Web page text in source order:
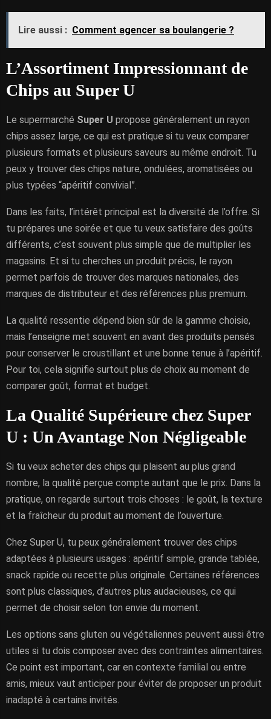
Lire aussi : Comment agencer sa boulangerie ?
L’Assortiment Impressionnant de
Chips au Super U
Le supermarché Super U propose généralement un rayon
chips assez large, ce qui est pratique si tu veux comparer
plusieurs formats et plusieurs saveurs au même endroit. Tu
peux y trouver des chips nature, ondulées, aromatisées ou
plus typées “apéritif convivial”.
Dans les faits, l’intérêt principal est la diversité de l’offre. Si
tu prépares une soirée et que tu veux satisfaire des goûts
différents, c’est souvent plus simple que de multiplier les
magasins. Et si tu cherches un produit précis, le rayon
permet parfois de trouver des marques nationales, des
marques de distributeur et des références plus premium.
La qualité ressentie dépend bien sûr de la gamme choisie,
mais l’enseigne met souvent en avant des produits pensés
pour conserver le croustillant et une bonne tenue à l’apéritif.
Pour toi, cela signifie surtout plus de choix au moment de
comparer goût, format et budget.
La Qualité Supérieure chez Super
U : Un Avantage Non Négligeable
Si tu veux acheter des chips qui plaisent au plus grand
nombre, la qualité perçue compte autant que le prix. Dans la
pratique, on regarde surtout trois choses : le goût, la texture
et la fraîcheur du produit au moment de l’ouverture.
Chez Super U, tu peux généralement trouver des chips
adaptées à plusieurs usages : apéritif simple, grande tablée,
snack rapide ou recette plus originale. Certaines références
sont plus classiques, d’autres plus audacieuses, ce qui
permet de choisir selon ton envie du moment.
Les options sans gluten ou végétaliennes peuvent aussi être
utiles si tu dois composer avec des contraintes alimentaires.
Ce point est important, car en contexte familial ou entre
amis, mieux vaut anticiper pour éviter de proposer un produit
inadapté à certains invités.